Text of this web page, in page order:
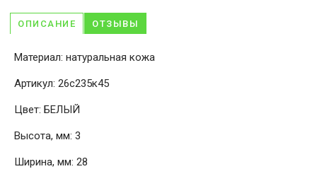
ОПИСАНИЕ ОТЗЫВЫ
Материал: натуральная кожа
Артикул: 26с235к45
Цвет: БЕЛЫЙ
Высота, мм: 3
Ширина, мм: 28